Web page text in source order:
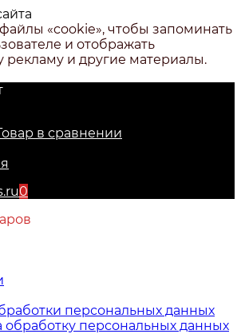
«cookie», чтобы запоминать
и отображать
и другие материалы.
в сравнении
0
персональных данных
обработку персональных данных